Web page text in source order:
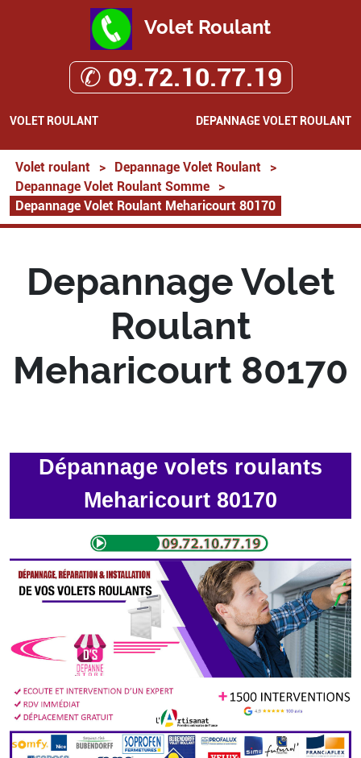
Volet Roulant
✆ 09.72.10.77.19
VOLET ROULANT DEPANNAGE VOLET ROULANT
Volet roulant > Depannage Volet Roulant
>
Depannage Volet Roulant Somme
>
Depannage Volet Roulant Meharicourt 80170
Depannage Volet
Roulant
Meharicourt 80170
Dépannage volets roulants
Meharicourt 80170